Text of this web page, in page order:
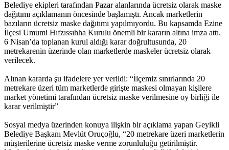
Belediye ekipleri tarafından Pazar alanlarında ücretsiz olarak maske
dağıtımı açıklamanın öncesinde başlamıştı. Ancak marketlerin
bazıların ücretsiz maske dağıtımı yapılmıyordu. Bu kapsamda Ezine
İlçesi Umumi Hıfzıssıhha Kurulu önemli bir kararın altına imza attı.
6 Nisan’da toplanan kurul aldığı karar doğrultusunda, 20
metrekarenin üzerinde olan marketlerde maskeler ücretsiz olarak
verilecek.
Alınan kararda şu ifadelere yer verildi: “İlçemiz sınırlarında 20
metrekare üzeri tüm marketlerde girişte maskesi olmayan kişilere
market yönetimi tarafından ücretsiz maske verilmesine oy birliği ile
karar verilmiştir”
Sosyal medya üzerinden konuya ilişkin bir açıklama yapan Geyikli
Belediye Başkanı Mevlüt Oruçoğlu, “20 metrekare üzeri marketlerin
müşterilerine ücretsiz maske verme zorunluluğu getirilmiştir.